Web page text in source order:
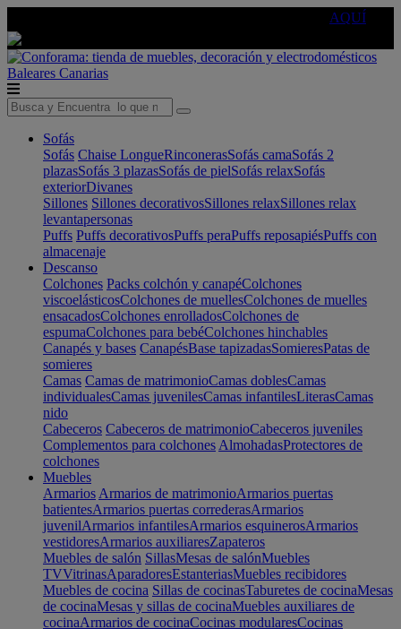
AQUÍ
Baleares Canarias
Sofás
Sofás Chaise LongueRinconerasSofás camaSofás 2
plazasSofás 3 plazasSofás de pielSofás relaxSofás
exteriorDivanes
Sillones Sillones decorativosSillones relaxSillones relax
levantapersonas
Puffs Puffs decorativosPuffs peraPuffs reposapiésPuffs con
almacenaje
Descanso
Colchones Packs colchón y canapéColchones
viscoelásticosColchones de muellesColchones de muelles
ensacadosColchones enrolladosColchones de
espumaColchones para bebéColchones hinchables
Canapés y bases CanapésBase tapizadasSomieresPatas de
somieres
Camas Camas de matrimonioCamas doblesCamas
individualesCamas juvenilesCamas infantilesLiterasCamas
nido
Cabeceros Cabeceros de matrimonioCabeceros juveniles
Complementos para colchones AlmohadasProtectores de
colchones
Muebles
Armarios Armarios de matrimonioArmarios puertas
batientesArmarios puertas correderasArmarios
juvenilArmarios infantilesArmarios esquinerosArmarios
vestidoresArmarios auxiliaresZapateros
Muebles de salón SillasMesas de salónMuebles
TVVitrinasAparadoresEstanteriasMuebles recibidores
Muebles de cocina Sillas de cocinasTaburetes de cocinaMesas
de cocinaMesas y sillas de cocinaMuebles auxiliares de
cocinaArmarios de cocinaCocinas modularesCocinas